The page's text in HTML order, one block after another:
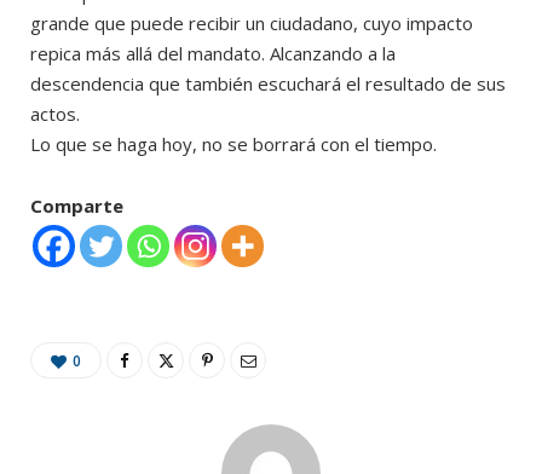
grande que puede recibir un ciudadano, cuyo impacto
repica más allá del mandato. Alcanzando a la
descendencia que también escuchará el resultado de sus
actos.
Lo que se haga hoy, no se borrará con el tiempo.
Comparte
0